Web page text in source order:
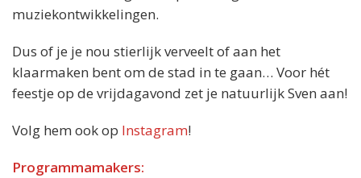
muziekontwikkelingen.
Dus of je je nou stierlijk verveelt of aan het
klaarmaken bent om de stad in te gaan… Voor hét
feestje op de vrijdagavond zet je natuurlijk Sven aan!
Volg hem ook op Instagram!
Programmamakers: